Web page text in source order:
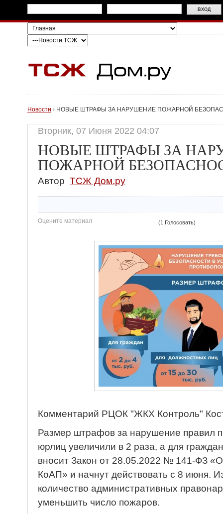
Новости НОВЫЕ ШТРАФЫ ЗА НАРУШЕНИЕ ПОЖАРНОЙ
Вторник, 07 Июня 2022 04:07
НОВЫЕ ШТРАФЫ ЗА
ПОЖАРНОЙ
Автор ТСЖ Дом.ру
Оцените материал (1 Голосовать)
Комментарий РЦОК "ЖКХ Контроль"
Размер штрафов за нарушение правил
юрлиц увеличили в 2 раза, а для
вносит Закон от 28.05.2022 № 141-ФЗ
КоАП» и начнут действовать с 8 июня.
количество административных
уменьшить число пожаров.